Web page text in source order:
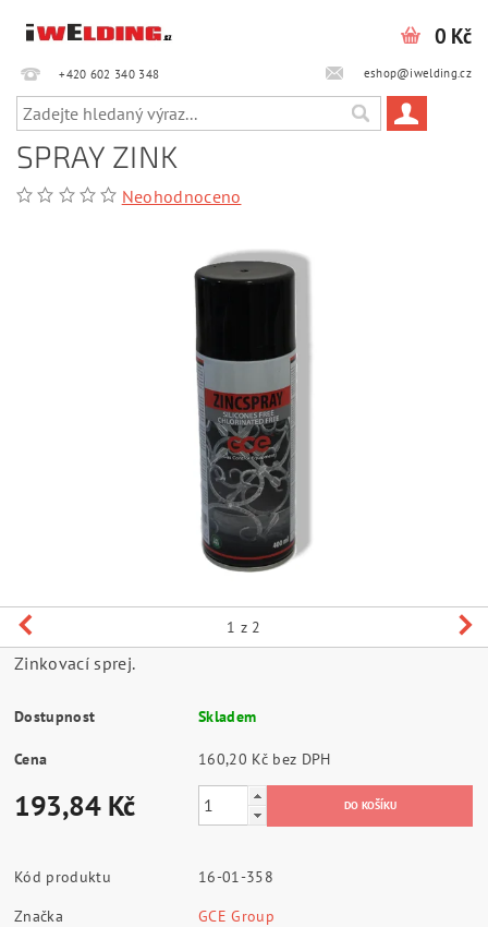
+420 602 340 348‎‎ eshop@iwelding.cz
0 Kč
SPRAY ZINK
Neohodnoceno
1 z 2
Zinkovací sprej.
Dostupnost Skladem
Cena 160,20 Kč bez DPH
193,84 Kč
Kód produktu
16-01-358
Značka
GCE Group